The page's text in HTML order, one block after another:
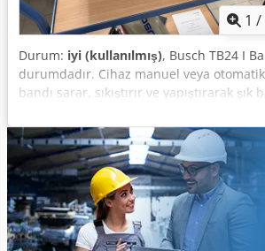
1 /
Durum: iyi (kullanılmış), Busch TB24 I
durumdadır. Cihaz manuel veya
bandı sarar, sıkıştırır ve yapıştırarak
bantlanması için idealdir. Teknik
çevrim/dk Bant boyutları: Uzunluk:
ile birlikte yedek bantlar, kullanım